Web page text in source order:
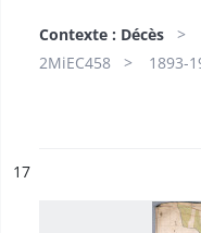
Contexte : Décès
2MiEC458
1893-
n°
17